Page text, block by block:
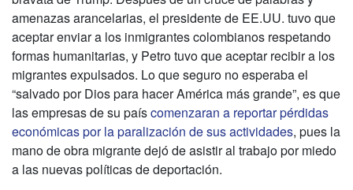
amenazas arancelarias, el presidente de EE.UU. tuvo que
aceptar enviar a los inmigrantes colombianos respetando
formas humanitarias, y Petro tuvo que aceptar recibir a los
migrantes expulsados. Lo que seguro no esperaba el
“salvado por Dios para hacer América más grande”, es que
las empresas de su paíscomenzaran a reportar pérdidas
económicas por la paralización de sus actividades, pues la
mano de obra migrante dejó de asistir al trabajo por miedo
a las nuevas políticas de deportación.